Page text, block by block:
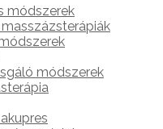
módszerek
módszerek